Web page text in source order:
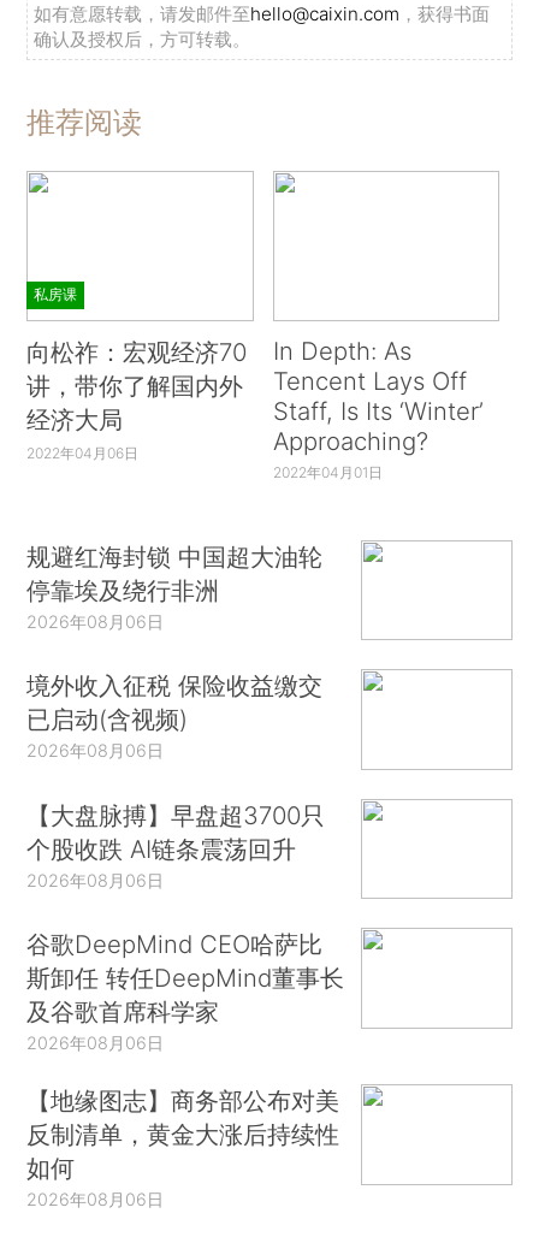
如有意愿转载，请发邮件至hello@caixin.com ，获得书面
确认及授权后，方可转载。
推荐阅读
私房课
向松祚：宏观经济70
讲，带你了解国内外
经济大局
2022年04月06日
In Depth: As
Tencent Lays Off
Staff, Is Its ‘Winter’
Approaching?
2022年04月01日
规避红海封锁 中国超大油轮
停靠埃及绕行非洲
2026年08月06日
境外收入征税 保险收益缴交
已启动(含视频)
2026年08月06日
【大盘脉搏】早盘超3700只
个股收跌 AI链条震荡回升
2026年08月06日
谷歌DeepMind CEO哈萨比
斯卸任 转任DeepMind董事长
及谷歌首席科学家
2026年08月06日
【地缘图志】商务部公布对美
反制清单，黄金大涨后持续性
如何
2026年08月06日